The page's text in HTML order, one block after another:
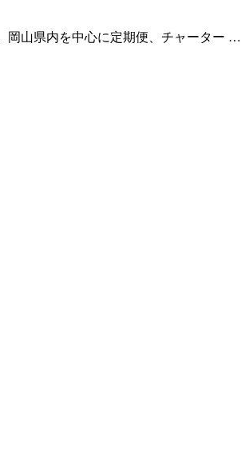
岡山県内を中心に定期便、チャーター …